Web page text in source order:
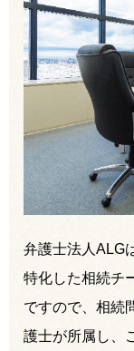
弁護士法人ALG
特化した相続チ
ですので、相続
護士が所属し、